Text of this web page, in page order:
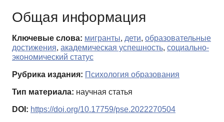
Общая информация
Ключевые слова: мигранты, дети, образовательные
достижения, академическая успешность, социально-
экономический статус
Рубрика издания: Психология образования
Тип материала: научная статья
DOI: https://doi.org/10.17759/pse.2022270504